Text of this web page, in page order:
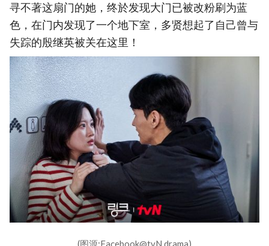
寻不著这扇门的她，终於发现大门已被改粉刷为蓝
色，在门内发现了一个地下室，多贤想起了自己曾与
失踪的殷继英被关在这里！
(图源:Facebook@tvN drama)